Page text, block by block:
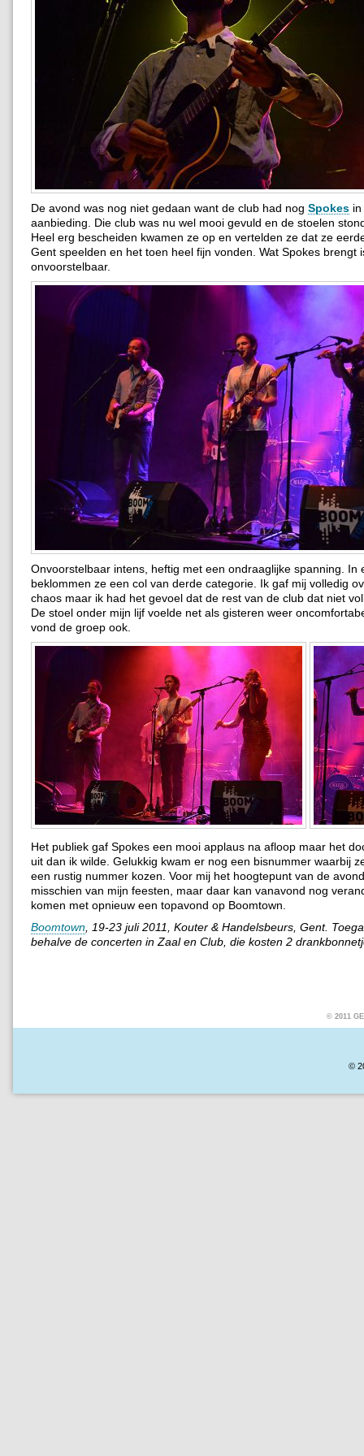
De avond was nog niet gedaan want de club had nog Spokes
aanbieding. Die club was nu wel mooi gevuld en de stoelen
Heel erg bescheiden kwamen ze op en vertelden ze dat ze
Gent speelden en het toen heel fijn vonden. Wat Spokes brengt
onvoorstelbaar.
Onvoorstelbaar intens, heftig met een ondraaglijke spanning. In
beklommen ze een col van derde categorie. Ik gaf mij volledig
chaos maar ik had het gevoel dat de rest van de club dat niet
De stoel onder mijn lijf voelde net als gisteren weer
vond de groep ook.
Het publiek gaf Spokes een mooi applaus na afloop maar het
uit dan ik wilde. Gelukkig kwam er nog een bisnummer waarbij
een rustig nummer kozen. Voor mij het hoogtepunt van de
misschien van mijn feesten, maar daar kan vanavond nog
komen met opnieuw een topavond op Boomtown.
Boomtown , 19-23 juli 2011, Kouter & Handelsbeurs, Gent.
behalve de concerten in Zaal en Club, die kosten 2
© 2011
©